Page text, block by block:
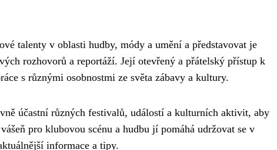
talenty v oblasti hudby, módy a umění a představovat je
rozhovorů a reportáží. Její otevřený a přátelský přístup k
s různými osobnostmi ze světa zábavy a kultury.
účastní různých festivalů, událostí a kulturních aktivit, aby
pro klubovou scénu a hudbu jí pomáhá udržovat se v
informace a tipy.